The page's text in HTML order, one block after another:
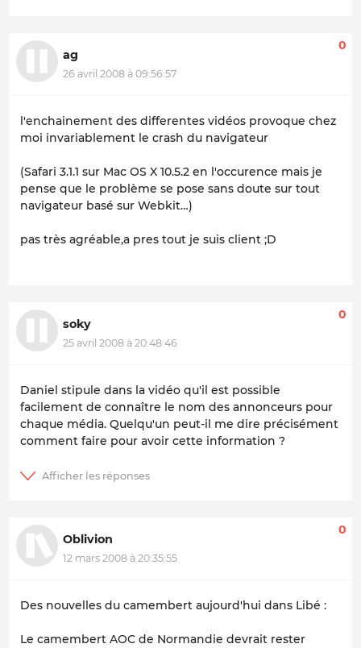
ag
26 avril 2008 à 09:56:57
0
l'enchainement des differentes vidéos provoque chez
moi invariablement le crash du navigateur
(Safari 3.1.1 sur Mac OS X 10.5.2 en l'occurence mais je
pense que le problème se pose sans doute sur tout
navigateur basé sur Webkit…)
pas très agréable,a pres tout je suis client ;D
soky
25 avril 2008 à 20:48:46
0
Daniel stipule dans la vidéo qu'il est possible
facilement de connaître le nom des annonceurs pour
chaque média. Quelqu'un peut-il me dire précisément
comment faire pour avoir cette information ?
Oblivion
12 mars 2008 à 20:35:55
0
Des nouvelles du camembert aujourd'hui dans Libé :
Le camembert AOC de Normandie devrait rester